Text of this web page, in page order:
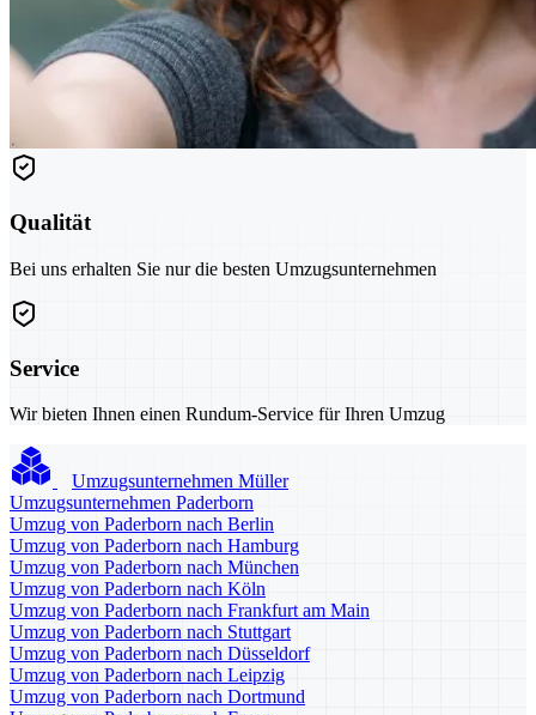
Qualität
Bei uns erhalten Sie nur die besten Umzugsunternehmen
Service
Wir bieten Ihnen einen Rundum-Service für Ihren Umzug
Umzugsunternehmen Müller
Umzugsunternehmen Paderborn
Umzug von Paderborn nach Berlin
Umzug von Paderborn nach Hamburg
Umzug von Paderborn nach München
Umzug von Paderborn nach Köln
Umzug von Paderborn nach Frankfurt am Main
Umzug von Paderborn nach Stuttgart
Umzug von Paderborn nach Düsseldorf
Umzug von Paderborn nach Leipzig
Umzug von Paderborn nach Dortmund